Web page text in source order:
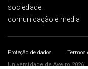
sociedade
comunicação e media
Proteção de dados Termos
Universidade de Aveiro 2026